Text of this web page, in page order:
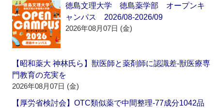
徳島文理大学 徳島薬学部 オープンキ
ャンパス 2026/08-2026/09
2026年08月07日 (金)
【昭和薬大 神林氏ら】獣医師と薬剤師に認識差‐獣医療専
門教育の充実を
2026年08月07日 (金)
【厚労省検討会】OTC類似薬で中間整理‐77成分1042品